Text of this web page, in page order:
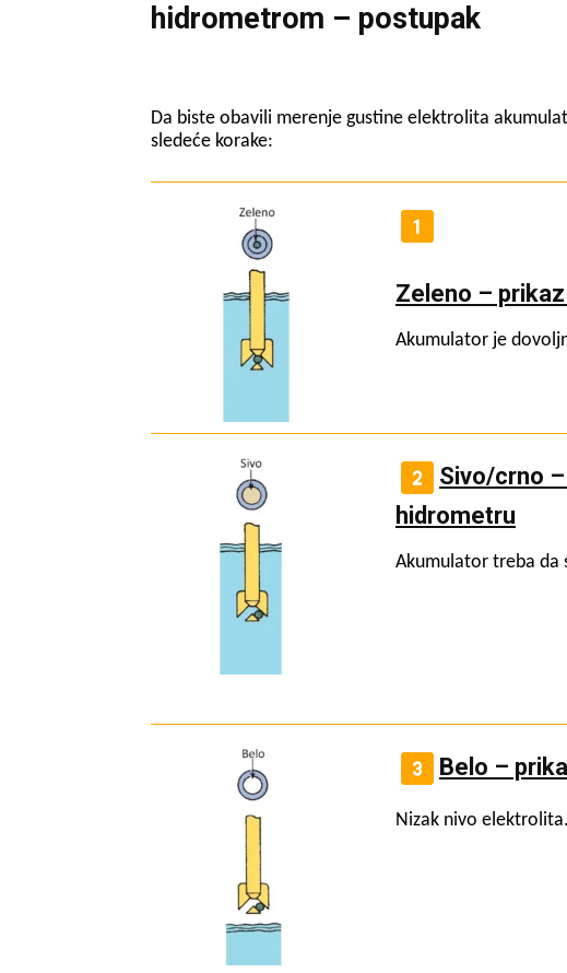
hidrometrom – postupak
Da biste obavili merenje gustine elektrolita
sledeće korake:
Zeleno –
Akumulator je
Sivo/crno
hidrometru
Akumulator treba da
Belo –
Nizak nivo